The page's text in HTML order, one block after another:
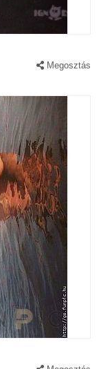
Megosztás